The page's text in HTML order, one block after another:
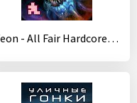
Teon - All Fair Hardcore ARPG